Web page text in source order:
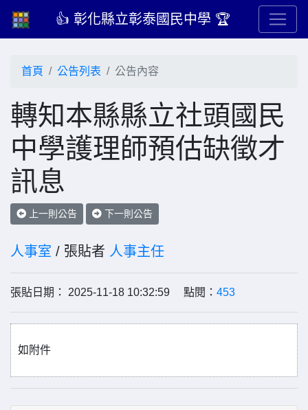
👍 彰化縣立彰泰國民中學 🏆
首頁 公告列表 公告內容
轉知本縣縣立社頭國民
中學護理師預估缺徵才
訊息
上一則公告 下一則公告
人事室 / 張貼者 人事主任
張貼日期： 2025-11-18 10:32:59 點閱： 453
如附件